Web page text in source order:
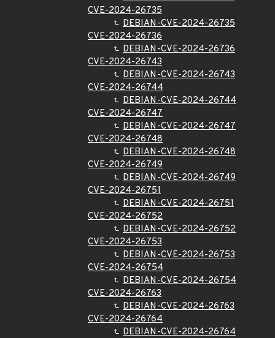
CVE-2024-26735
DEBIAN-CVE-2024-26735
CVE-2024-26736
DEBIAN-CVE-2024-26736
CVE-2024-26743
DEBIAN-CVE-2024-26743
CVE-2024-26744
DEBIAN-CVE-2024-26744
CVE-2024-26747
DEBIAN-CVE-2024-26747
CVE-2024-26748
DEBIAN-CVE-2024-26748
CVE-2024-26749
DEBIAN-CVE-2024-26749
CVE-2024-26751
DEBIAN-CVE-2024-26751
CVE-2024-26752
DEBIAN-CVE-2024-26752
CVE-2024-26753
DEBIAN-CVE-2024-26753
CVE-2024-26754
DEBIAN-CVE-2024-26754
CVE-2024-26763
DEBIAN-CVE-2024-26763
CVE-2024-26764
DEBIAN-CVE-2024-26764